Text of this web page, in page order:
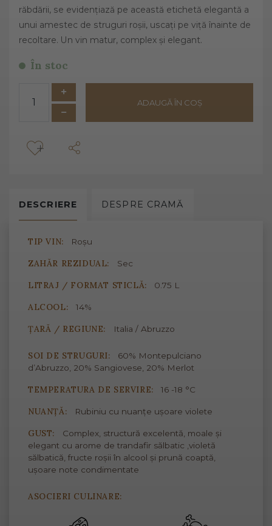
răbdării, se evidențiază pe această etichetă elegantă a
unui amestec de struguri roșii, uscați pe viță înainte de
recoltare. Un vin matur, complex și elegant.
În stoc
ADAUGĂ ÎN COȘ
DESCRIERE DESPRE CRAMĂ
TIP VIN: Roșu
ZAHĂR REZIDUAL: Sec
LITRAJ / FORMAT STICLĂ: 0.75 L
ALCOOL: 14%
ȚARĂ / REGIUNE: Italia / Abruzzo
SOI DE STRUGURI:
60% Montepulciano
d’Abruzzo, 20% Sangiovese, 20% Merlot
TEMPERATURA DE SERVIRE: 16 -18 °C
NUANȚĂ: Rubiniu cu nuanțe ușoare violete
GUST:
Complex, structură excelentă, moale și
elegant cu arome de trandafir sălbatic ,violetă
sălbatică, fructe roșii în alcool și prună coaptă,
ușoare note condimentate
ASOCIERI CULINARE: